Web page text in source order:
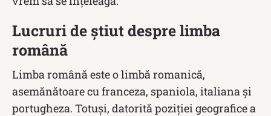
Lucruri de știut despre limba
română
Limba română este o limbă romanică,
asemănătoare cu franceza, spaniola, italiana și
portugheza. Totuși, datorită poziției geografice a